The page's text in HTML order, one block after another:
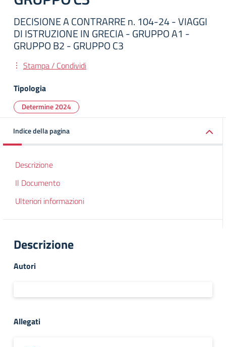
DECISIONE A CONTRARRE n. 104-24 - VIAGGI
DI ISTRUZIONE IN GRECIA - GRUPPO A1 -
GRUPPO B2 - GRUPPO C3
Stampa / Condividi
Tipologia
Determine 2024
Indice della pagina
Descrizione
Il Documento
Ulteriori informazioni
Descrizione
Autori
Allegati